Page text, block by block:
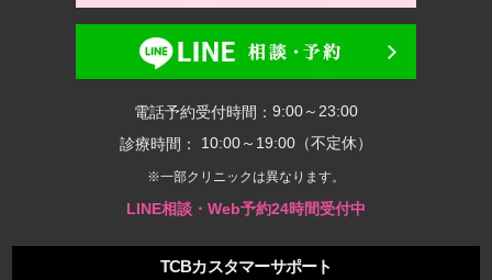
電話予約受付時間： 9:00～23:00
診療時間：
10:00～19:00（不定休）
※一部クリニックは異なります。
LINE相談・Web予約24時間受付中
TCBカスタマーサポート